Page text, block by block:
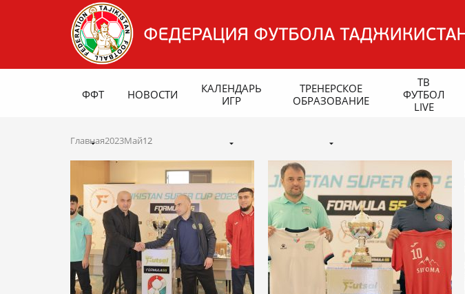
ФФТ НОВОСТИ
КАЛЕНДАРЬ
ИГР
ТРЕНЕРСКОЕ
ОБРАЗОВАНИЕ
ТВ
ФУТБОЛ
LIVE
Главная2023Май12